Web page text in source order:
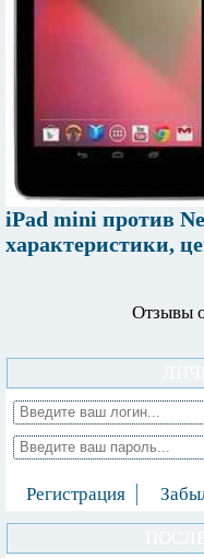
iPad mini против
характеристики,
Отзывы
Регистрация